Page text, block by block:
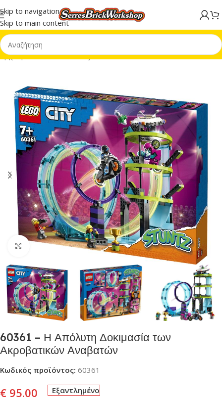
Skip to navigation
Skip to main content
Αρχική σελίδα/LEGO® City
Click to enlarge
60361 – Η Απόλυτη Δοκιμασία των
Ακροβατικών Αναβατών
Κωδικός προϊόντος: 60361
€ 95.00 Εξαντλημένο